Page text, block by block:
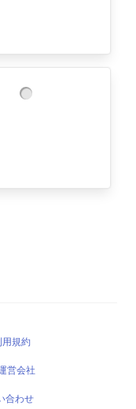
用規約
営会社
合わせ